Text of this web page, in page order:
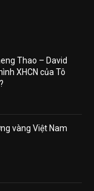
Thao – David
XHCN của Tô
vàng Việt Nam